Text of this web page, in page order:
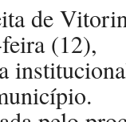
de
(12),